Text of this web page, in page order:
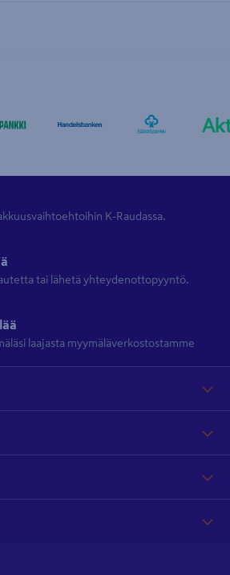
K-Raudassa.
tai lähetä yhteydenottopyyntö.
laajasta myymäläverkostostamme